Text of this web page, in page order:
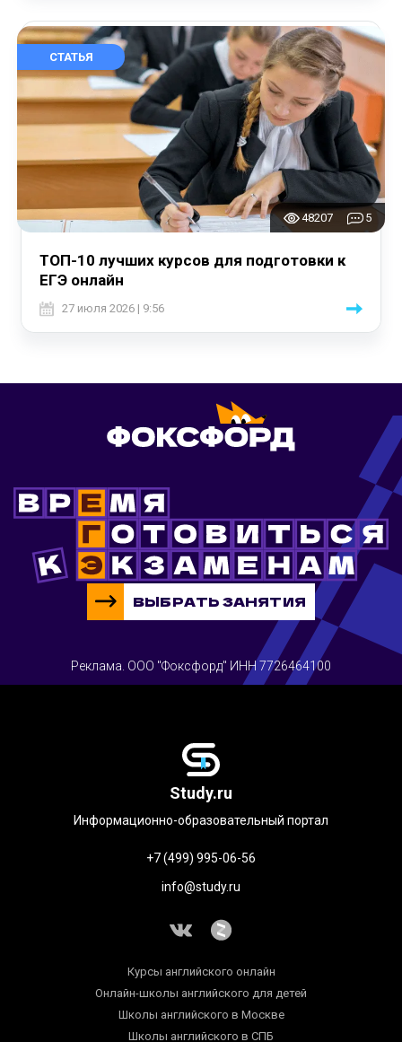
СТАТЬЯ
48207 5
ТОП-10 лучших курсов для подготовки к
ЕГЭ онлайн
27 июля 2026 | 9:56
ВЫБРАТЬ ЗАНЯТИЯ
Реклама. ООО "Фоксфорд" ИНН 7726464100
Study.ru
Информационно-образовательный портал
+7 (499) 995-06-56
info@study.ru
Курсы английского онлайн
Онлайн-школы английского для детей
Школы английского в Москве
Школы английского в СПБ